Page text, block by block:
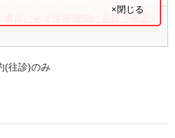
前に必ず医療機関に直接ご確認く
×閉じる
(往診)のみ